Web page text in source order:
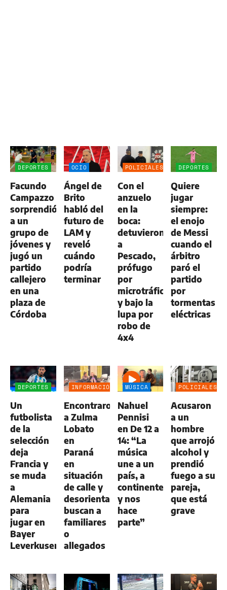
DEPORTES
Facundo
Campazzo
sorprendió
a un
grupo de
jóvenes y
jugó un
partido
callejero
en una
plaza de
Córdoba
OCIO
Ángel de
Brito
habló del
futuro de
LAM y
reveló
cuándo
podría
terminar
POLICIALES
Con el
anzuelo
en la
boca:
detuvieron
a
Pescado,
prófugo
por
microtráfico
y bajo la
lupa por
robo de
4x4
DEPORTES
Quiere
jugar
siempre:
el enojo
de Messi
cuando el
árbitro
paró el
partido
por
tormentas
eléctricas
DEPORTES
Un
futbolista
de la
selección
deja
Francia y
se muda
a
Alemania
para
jugar en
Bayer
Leverkusen
INFORMACIÓN
Encontraron
a Zulma
Lobato
en
Paraná
en
situación
de calle y
desorientada:
buscan a
familiares
o
allegados
MÚSICA
Nahuel
Pennisi
en De 12 a
14: “La
música
une a un
país, a
continentes
y nos
hace
parte”
POLICIALES
Acusaron
a un
hombre
que arrojó
alcohol y
prendió
fuego a su
pareja,
que está
grave